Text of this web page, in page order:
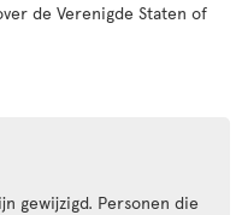
de Verenigde Staten of
gewijzigd. Personen die